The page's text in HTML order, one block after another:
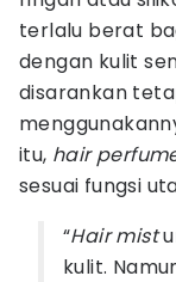
terlalu berat
dengan kulit
disarankan
itu, hair
sesuai fungsi
“Hair mist
kulit.